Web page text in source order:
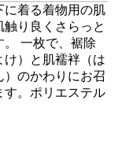
に着る着物用の肌
触り良くさらっと
。 一枚で、裾除
け）と肌襦袢（は
）のかわりにお召
す。ポリエステル